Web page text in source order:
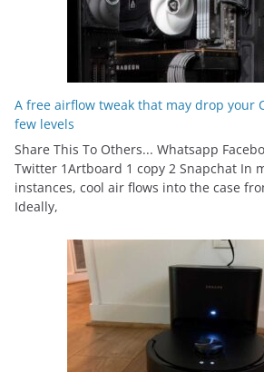
A free airflow tweak that may drop your
few levels
Share This To Others... Whatsapp
Twitter 1Artboard 1 copy 2 Snapchat In
instances, cool air flows into the case
Ideally,